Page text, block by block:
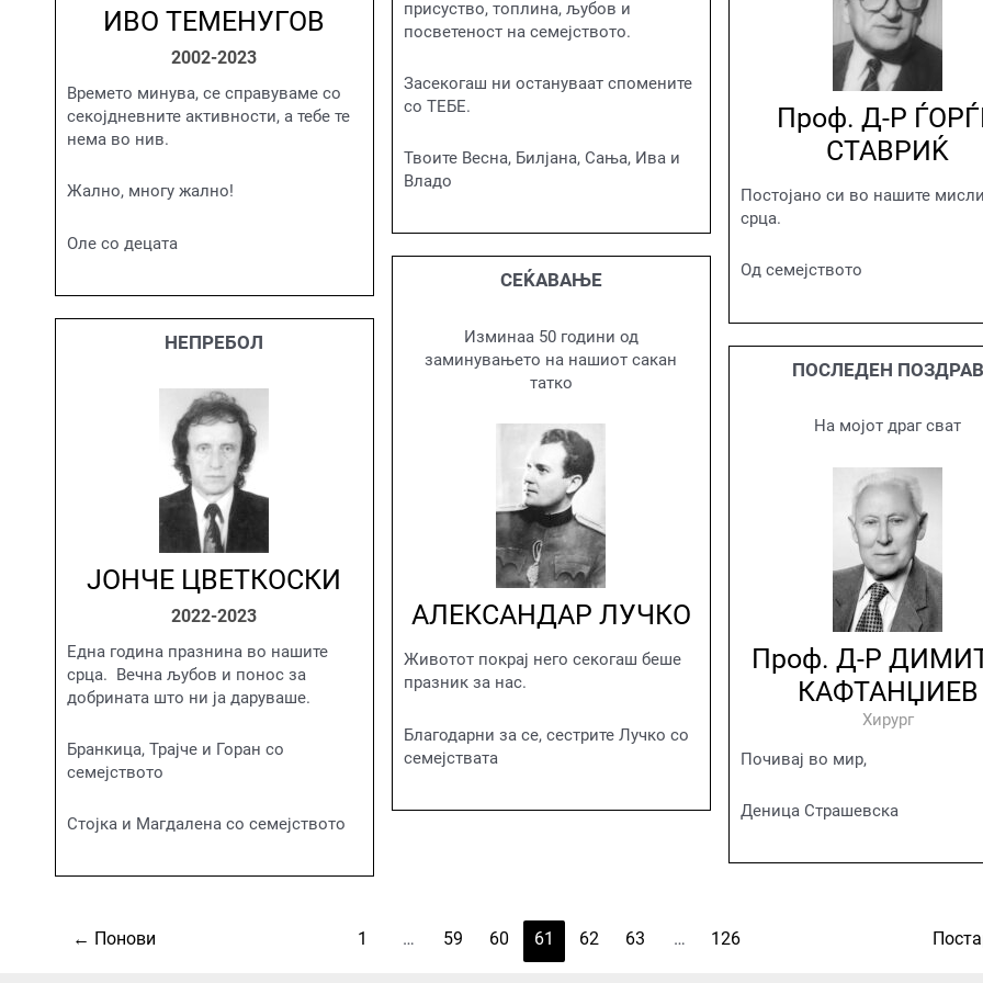
ИВО ТЕМЕНУГОВ
2002-2023
Времето минува, се справуваме со
секојдневните активности, а тебе те
нема во нив.
Жално, многу жално!
Оле со децата
присуство, топлина, љубов и
посветеност на семејството.
Засекогаш ни остануваат спомените
со ТЕБЕ.
Твоите Весна, Билјана, Сања, Ива и
Владо
Проф. Д-Р
СТАВРИЌ
Постојано си во нашите
срца.
Од семејството
НЕПРЕБОЛ
ЈОНЧЕ ЦВЕТКОСКИ
2022-2023
Една година празнина во нашите
срца. Вечна љубов и понос за
добрината што ни ја даруваше.
Бранкица, Трајче и Горан со
семејството
Стојка и Магдалена со семејството
СЕЌАВАЊЕ
Изминаа 50 години од
заминувањето на нашиот сакан
татко
АЛЕКСАНДАР ЛУЧКО
Животот покрај него секогаш беше
празник за нас.
Благодарни за се, сестрите Лучко со
семејствата
ПОСЛЕДЕН ПОЗДРАВ
На мојот драг сват
Проф. Д-Р
КАФТАНЏИЕВ
Хирург
Почивај во мир,
Деница Страшевска
← Понови 1 … 59 60 61 62 63 … 126